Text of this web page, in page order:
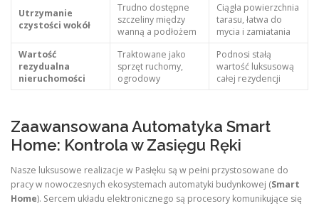
Utrzymanie
czystości wokół
Trudno dostępne
szczeliny między
wanną a podłożem
Ciągła powierzchnia
tarasu, łatwa do
mycia i zamiatania
Wartość
rezydualna
nieruchomości
Traktowane jako
sprzęt ruchomy,
ogrodowy
Podnosi stałą
wartość luksusową
całej rezydencji
Zaawansowana Automatyka Smart
Home: Kontrola w Zasięgu Ręki
Nasze luksusowe realizacje w Pasłęku są w pełni przystosowane do
pracy w nowoczesnych ekosystemach automatyki budynkowej (Smart
Home). Sercem układu elektronicznego są procesory komunikujące się